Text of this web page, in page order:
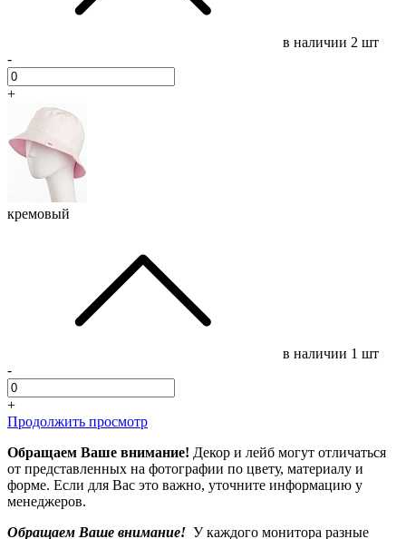
в наличии 2 шт
-
+
кремовый
в наличии 1 шт
-
+
Продолжить просмотр
Обращаем Ваше внимание! Декор и лейб могут отличаться
от представленных на фотографии по цвету, материалу и
форме. Если для Вас это важно, уточните информацию у
менеджеров.
Обращаем Ваше внимание! У каждого монитора разные